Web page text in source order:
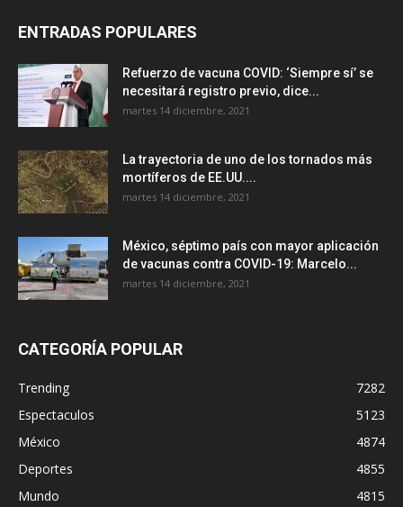
ENTRADAS POPULARES
Refuerzo de vacuna COVID: ‘Siempre sí’ se
necesitará registro previo, dice...
martes 14 diciembre, 2021
La trayectoria de uno de los tornados más
mortíferos de EE.UU....
martes 14 diciembre, 2021
México, séptimo país con mayor aplicación
de vacunas contra COVID-19: Marcelo...
martes 14 diciembre, 2021
CATEGORÍA POPULAR
Trending
7282
Espectaculos
5123
México
4874
Deportes
4855
Mundo
4815